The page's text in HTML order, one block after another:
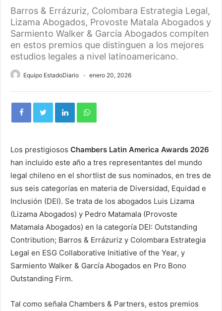
Barros & Errázuriz, Colombara Estrategia Legal,
Lizama Abogados, Provoste Matala Abogados y
Sarmiento Walker & García Abogados compiten
en estos premios que distinguen a los mejores
estudios legales a nivel latinoamericano.
Equipo EstadoDiario enero 20, 2026
Los prestigiosos Chambers Latin America Awards 2026
han incluido este año a tres representantes del mundo
legal chileno en el shortlist de sus nominados, en tres de
sus seis categorías en materia de Diversidad, Equidad e
Inclusión (DEI). Se trata de los abogados Luis Lizama
(Lizama Abogados) y Pedro Matamala (Provoste
Matamala Abogados) en la categoría DEI: Outstanding
Contribution; Barros & Errázuriz y Colombara Estrategia
Legal en ESG Collaborative Initiative of the Year, y
Sarmiento Walker & García Abogados en Pro Bono
Outstanding Firm.
Tal como señala Chambers & Partners, estos premios